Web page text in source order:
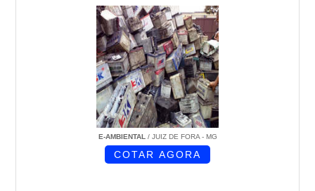
E-AMBIENTAL/ JUIZ DE FORA - MG
COTAR AGORA